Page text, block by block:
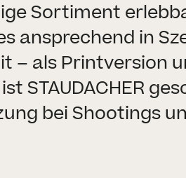
Sortiment
ansprechend in
– als Printversion
STAUDACHER
bei Shootings